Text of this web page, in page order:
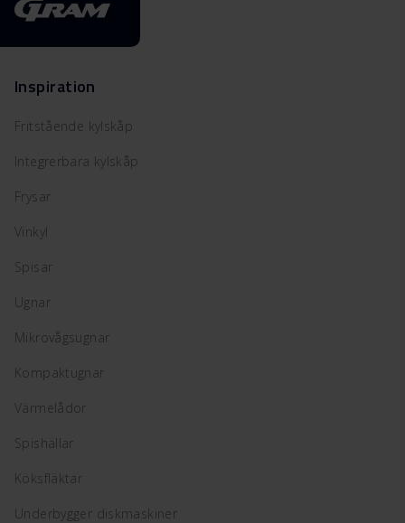
Inspiration
Fritstående kylskåp
Integrerbara kylskåp
Frysar
Vinkyl
Spisar
Ugnar
Mikrovågsugnar
Kompaktugnar
Värmelådor
Spishällar
Köksfläktar
Underbygger diskmaskiner